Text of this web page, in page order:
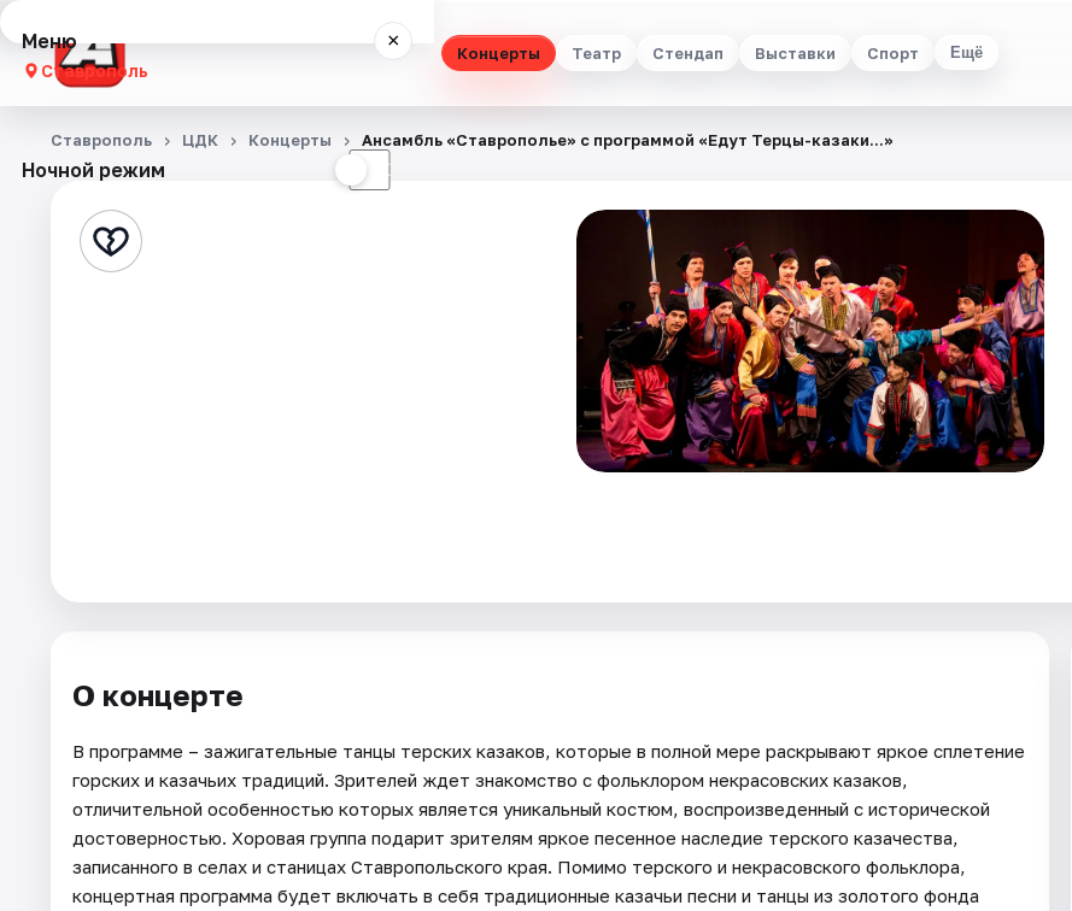
Концерты Театр Стендап Выставки Спорт Ещё
Меню ×
Ставрополь
Концерты
Стендап
Артисты
Ночной режим ☾
Ставрополь ЦДК Концерты Ансамбль «Ставрополье» с программой «Едут Терцы-казаки...»
О концерте
В программе – зажигательные танцы терских казаков, которые в полной мере раскрывают яркое сплетение
горских и казачьих традиций. Зрителей ждет знакомство с фольклором некрасовских казаков,
отличительной особенностью которых является уникальный костюм, воспроизведенный с исторической
достоверностью. Хоровая группа подарит зрителям яркое песенное наследие терского казачества,
записанного в селах и станицах Ставропольского края. Помимо терского и некрасовского фольклора,
концертная программа будет включать в себя традиционные казачьи песни и танцы из золотого фонда